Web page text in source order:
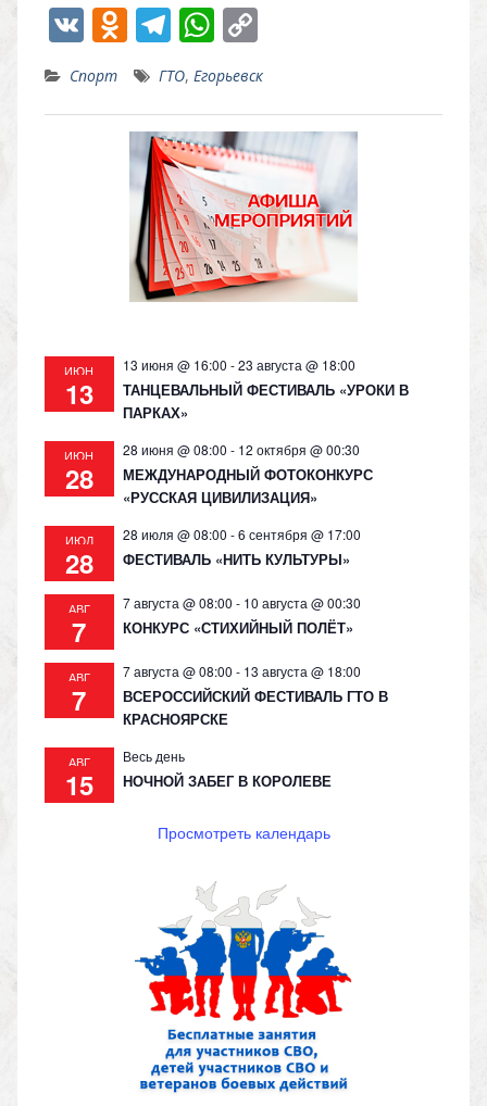
V O
d
n
o
kl
as
s
ni
ki
T
el
e
gr
a
m
W
at
s
A
p
p
C
p
y
Li
n
k
Спорт ГТО, Егорьевск
ИЮН
13
13 июня @ 16:00 -23 августа @ 18:00
ТАНЦЕВАЛЬНЫЙ ФЕСТИВАЛЬ «УРОКИ В
ПАРКАХ»
ИЮН
28
28 июня @ 08:00 - 12 октября @ 00:30
МЕЖДУНАРОДНЫЙ ФОТОКОНКУРС
«РУССКАЯ ЦИВИЛИЗАЦИЯ»
ИЮЛ
28
28 июля @ 08:00 -6 сентября @ 17:00
ФЕСТИВАЛЬ «НИТЬ КУЛЬТУРЫ»
АВГ
7
7 августа @ 08:00 - 10 августа @ 00:30
КОНКУРС «СТИХИЙНЫЙ ПОЛЁТ»
АВГ
7
7 августа @ 08:00 - 13 августа @ 18:00
ВСЕРОССИЙСКИЙ ФЕСТИВАЛЬ ГТО В
КРАСНОЯРСКЕ
АВГ
15
Весь день
НОЧНОЙ ЗАБЕГ В КОРОЛЕВЕ
Просмотреть календарь